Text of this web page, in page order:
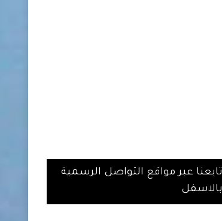
تابعنا عبر مواقع التواصل الرسمية
بالاسفل